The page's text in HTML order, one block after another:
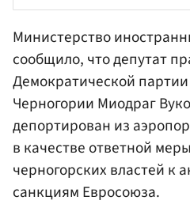
Министерство
сообщило, что депутат
Демократической партии
Черногории Миодраг
депортирован из
в качестве ответной
черногорских властей к
санкциям Евросоюза.